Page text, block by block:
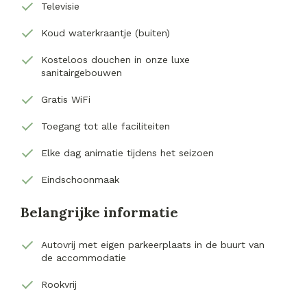
Televisie
Koud waterkraantje (buiten)
Kosteloos douchen in onze luxe
sanitairgebouwen
Gratis WiFi
Toegang tot alle faciliteiten
Elke dag animatie tijdens het seizoen
Eindschoonmaak
Belangrijke informatie
Autovrij met eigen parkeerplaats in de buurt van
de accommodatie
Rookvrij